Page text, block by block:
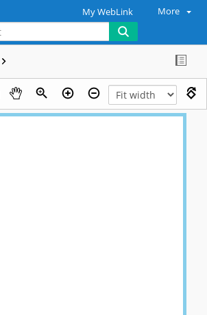
My WebLink More